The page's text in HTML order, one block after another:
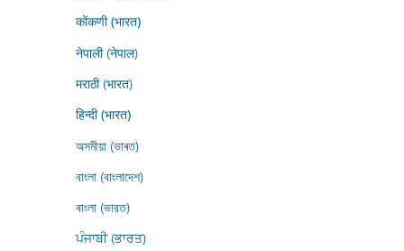
कोंकणी (भारत)
नेपाली (नेपाल)
मराठी (भारत)
हिन्दी (भारत)
অসমীয়া (ভাৰত)
বাংলা (বাংলাদেশ)
বাংলা (ভারত)
ਪੰਜਾਬੀ (ਭਾਰਤ)